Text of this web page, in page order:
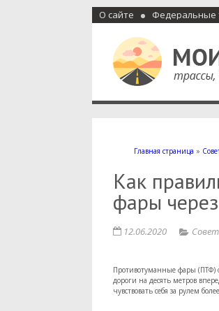
О сайте Федеральные
Мои
Как доехать,
Главная страница »
Как
фары
12.06.2020
Противотуманные фары (ПТФ)
дороги на десять метров
чувствовать себя за рулем